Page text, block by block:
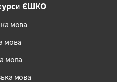
ЄШКО
мова
мова
мова
мова